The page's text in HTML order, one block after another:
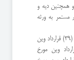
همچنین دیه و
به ورثه
اموال منقول متعلق به مشمولین بند (4) ماده (39) قرارداد وین
ماه 1340 و ماده (51) قرارداد وین مورخ